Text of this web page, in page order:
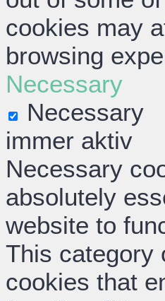
cookies may
browsing
Necessary
Necessary
immer aktiv
Necessary
absolutely
website to
This category
cookies that